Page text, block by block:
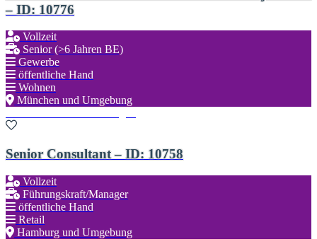
– ID: 10776
Vollzeit
Senior (>6 Jahren BE)
Gewerbe
öffentliche Hand
Wohnen
München und Umgebung
Senior Consultant – ID: 10758
Vollzeit
Führungskraft/Manager
öffentliche Hand
Retail
Hamburg und Umgebung